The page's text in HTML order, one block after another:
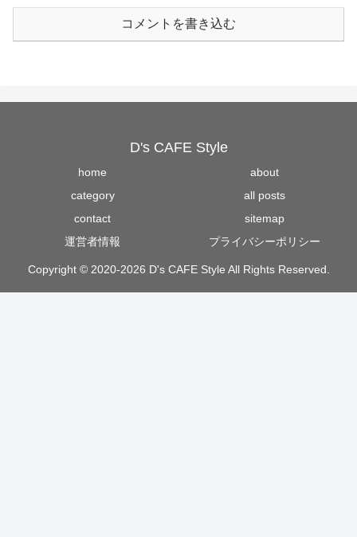
コメントを書き込む
D's CAFE Style
home
about
category
all posts
contact
sitemap
運営者情報
プライバシーポリシー
Copyright © 2020-2026 D's CAFE Style All Rights Reserved.